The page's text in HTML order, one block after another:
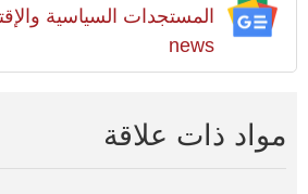
news
مواد ذات علاقة